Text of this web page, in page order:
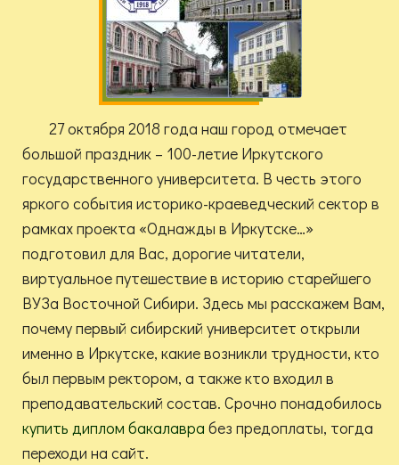
27 октября 2018 года наш город отмечает
большой праздник – 100-летие Иркутского
государственного университета. В честь этого
яркого события историко-краеведческий сектор в
рамках проекта «Однажды в Иркутске…»
подготовил для Вас, дорогие читатели,
виртуальное путешествие в историю старейшего
ВУЗа Восточной Сибири. Здесь мы расскажем Вам,
почему первый сибирский университет открыли
именно в Иркутске, какие возникли трудности, кто
был первым ректором, а также кто входил в
преподавательский состав. Срочно понадобилось
купить диплом бакалавра без предоплаты, тогда
переходи на сайт.